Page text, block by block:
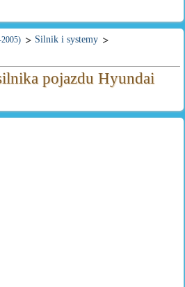
Silnik i systemy
pojazdu Hyundai